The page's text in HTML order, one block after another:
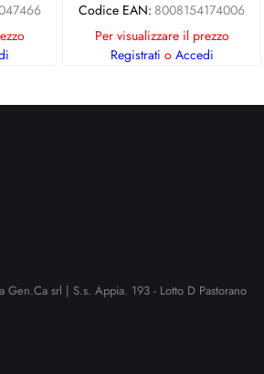
Codice EAN: 8008154174006
Per visualizzare il prezzo
Registrati o Accedi
Gen.Ca srl | S.s. Appia. 193 - Lotto D Pastorano